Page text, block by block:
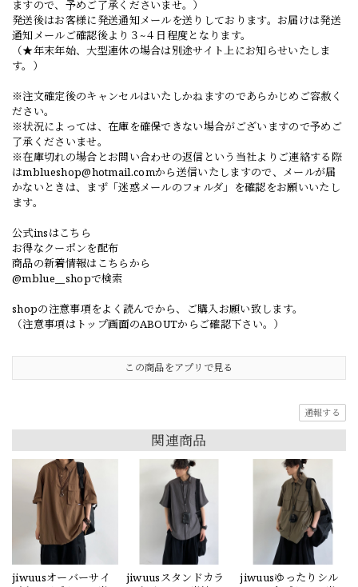
ますので、予めご了承くださいませ。）
発送後はお客様に発送通知メールを送りしております。お届けは発送
通知メールご確認後より３~４日程度となります。
（★年末年始、大型連休の場合は別途サイト上にお知らせいたしま
す。）
※注文確定後のキャンセルはいたしかねますのであらかじめご容赦く
ださい。
※状況によっては、在庫を確保できない場合がございますので予めご
了承くださいませ。
※在庫切れの場合とお問い合わせの返信という当社よりご連絡する際
はmblueshop@hotmail.comから送信いたしますので、メールが届
かないときは、まず「迷惑メールのフォルダ」を確認をお願いいたし
ます。
公式insはこちら
お得なクーポンを配布
商品の新着情報はこちらから
@mblue__shopで検索
shopの注意事項をよく読んでから、ご購入お願い致します。
（注意事項はトップ画面のABOUTからご確認下さい。）
この商品をアプリで見る
通報する
関連商品
jiwuusオーバーサイ
jiwuusスタンドカラ
jiwuusゆったりシル